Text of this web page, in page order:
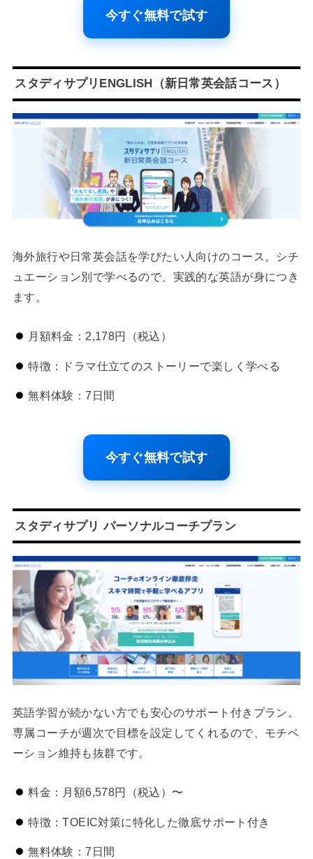
今すぐ無料で試す
スタディサプリENGLISH（新日常英会話コース）
海外旅行や日常英会話を学びたい人向けのコース。シチ
ュエーション別で学べるので、実践的な英語が身につき
ます。
月額料金：2,178円（税込）
特徴：ドラマ仕立てのストーリーで楽しく学べる
無料体験：7日間
今すぐ無料で試す
スタディサプリ パーソナルコーチプラン
英語学習が続かない方でも安心のサポート付きプラン。
専属コーチが週次で目標を設定してくれるので、モチベ
ーション維持も抜群です。
料金：月額6,578円（税込）〜
特徴：TOEIC対策に特化した徹底サポート付き
無料体験：7日間